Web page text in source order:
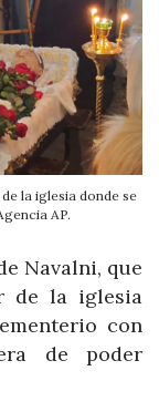
la iglesia donde se
AP.
Navalni, que
de la iglesia
con
de poder